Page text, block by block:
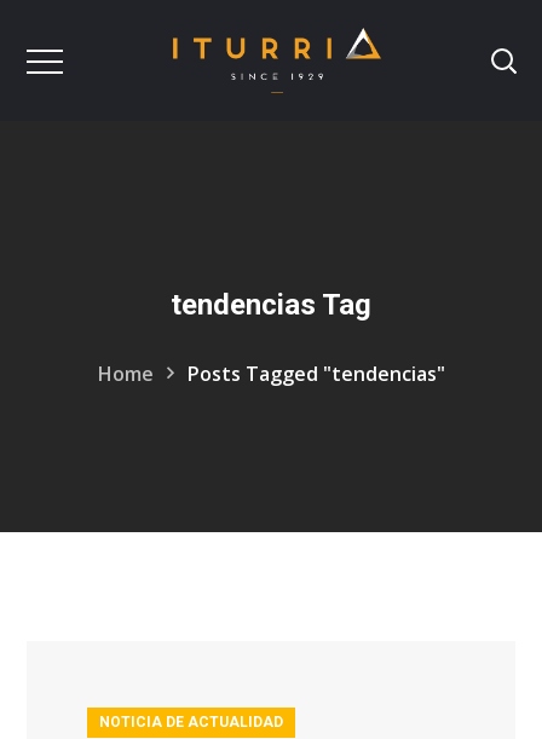
tendencias Tag
Home Posts Tagged "tendencias"
NOTICIA DE ACTUALIDAD